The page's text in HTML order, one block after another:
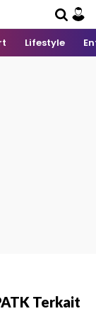
Lifestyle
Terkait